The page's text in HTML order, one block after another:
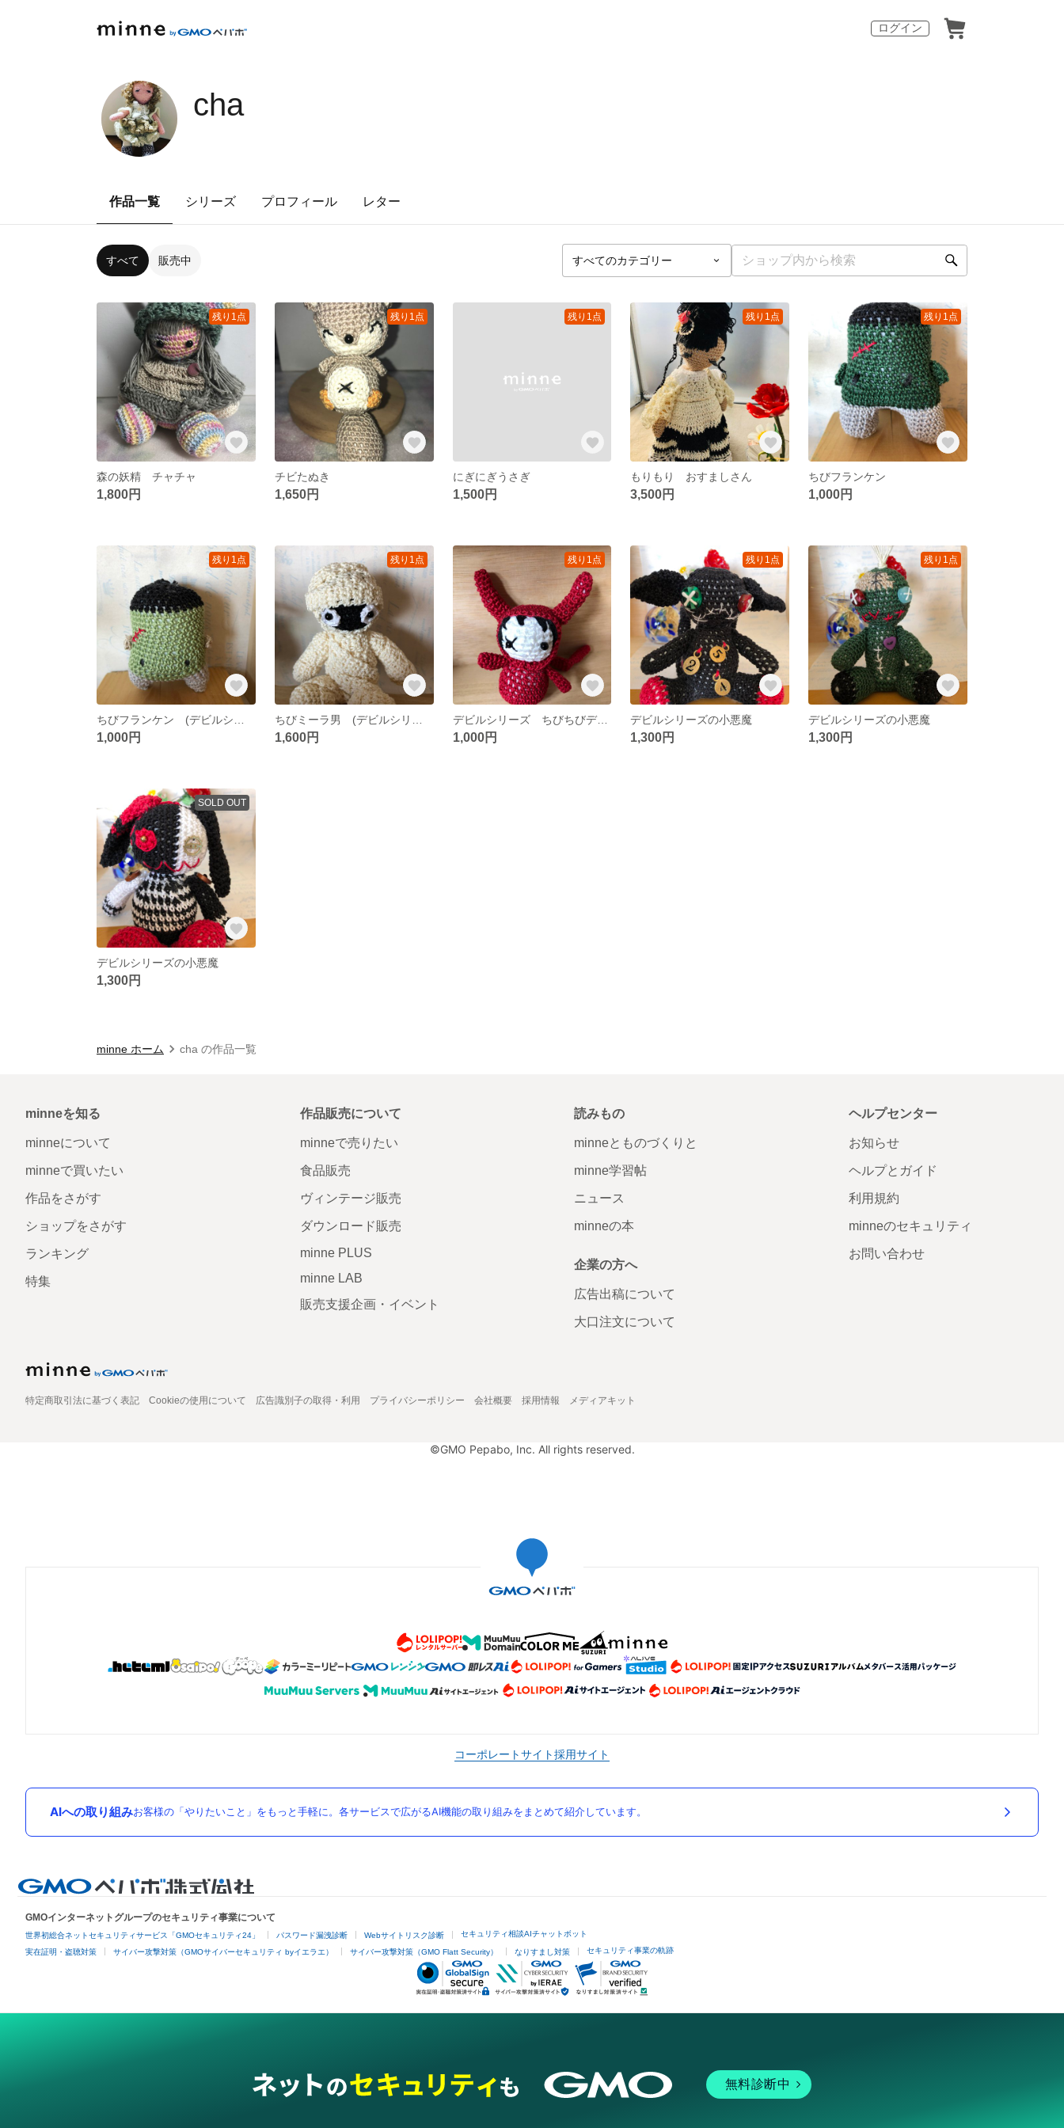
ログイン
cha
作品一覧 シリーズ プロフィール レター
すべて 販売中
残り1点
森の妖精 チャチャ
1,800円
残り1点
チビたぬき
1,650円
残り1点
にぎにぎうさぎ
1,500円
残り1点
もりもり おすましさん
3,500円
残り1点
ちびフランケン
1,000円
残り1点
1,000円
残り1点
1,600円
残り1点
デビルシリーズ ちびちびデビル
1,000円
残り1点
デビルシリーズの小悪魔
1,300円
残り1点
デビルシリーズの小悪魔
1,300円
SOLD OUT
デビルシリーズの小悪魔
1,300円
minne ホーム cha の作品一覧
minneを知る
minneについて
minneで買いたい
作品をさがす
ショップをさがす
ランキング
特集
作品販売について
minneで売りたい
食品販売
ヴィンテージ販売
ダウンロード販売
minne PLUS
minne LAB
販売支援企画・イベント
読みもの
minneとものづくりと
minne学習帖
ニュース
minneの本
企業の方へ
広告出稿について
大口注文について
ヘルプセンター
お知らせ
ヘルプとガイド
利用規約
minneのセキュリティ
お問い合わせ
特定商取引法に基づく表記 Cookieの使用について 広告識別子の取得・利用 プライバシーポリシー 会社概要 採用情報 メディアキット
©GMO Pepabo, Inc. All rights reserved.
コーポレートサイト採用サイト
AIへの取り組みお客様の「やりたいこと」をもっと手軽に。各サービスで広がるAI機能の取り組みをまとめて紹介しています。
GMOインターネットグループのセキュリティ事業について
世界初総合ネットセキュリティサービス「GMOセキュリティ24」 パスワード漏洩診断 Webサイトリスク診断 セキュリティ相談AIチャットボット
実在証明・盗聴対策 サイバー攻撃対策（GMOサイバーセキュリティ byイエラエ） サイバー攻撃対策（GMO Flatt Security） なりすまし対策 セキュリティ事業の軌跡
無料診断中